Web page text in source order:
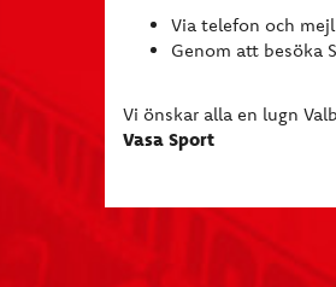
Via telefon och
Genom att besöka
Vi önskar alla en lugn
Vasa Sport